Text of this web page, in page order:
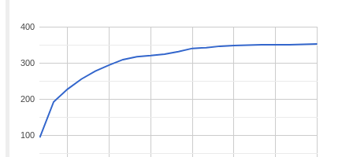
100
200
300
400